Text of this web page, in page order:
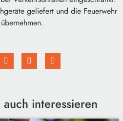
geliefert und die Feuerwehr
interessieren